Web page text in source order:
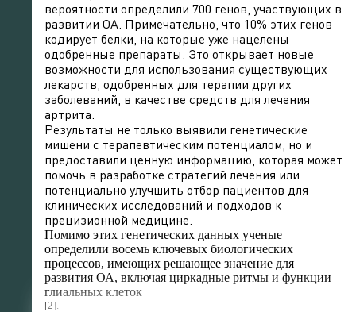
вероятности определили 700 генов, участвующих в
развитии ОА. Примечательно, что 10% этих генов
кодирует белки, на которые уже нацелены
одобренные препараты. Это открывает новые
возможности для использования существующих
лекарств, одобренных для терапии других
заболеваний, в качестве средств для лечения
артрита.
Результаты не только выявили генетические
мишени с терапевтическим потенциалом, но и
предоставили ценную информацию, которая может
помочь в разработке стратегий лечения или
потенциально улучшить отбор пациентов для
клинических исследований и подходов к
прецизионной медицине.
Помимо этих генетических данных ученые
определили восемь ключевых биологических
процессов, имеющих решающее значение для
развития ОА, включая циркадные ритмы и функции
глиальных клеток
[2].